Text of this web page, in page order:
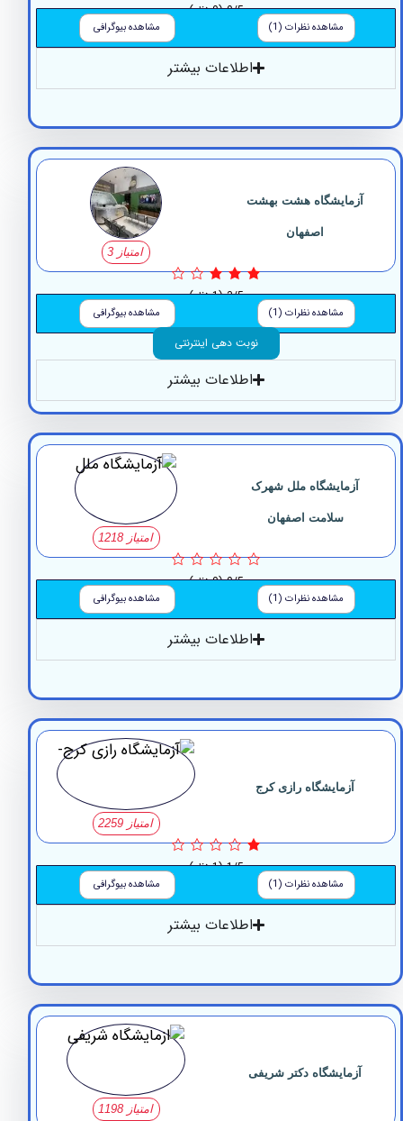
0/5 (0 نظر)
مشاهده نظرات (1) مشاهده بیوگرافی
اطلاعات بیشتر
‏هشت ‏بهشت
3/5 (1 نظر)
مشاهده نظرات (1) مشاهده بیوگرافی
نوبت دهی اینترنتی
اطلاعات بیشتر
ملل شهرک
سلامت اصفهان
0/5 (0 نظر)
مشاهده نظرات (1) مشاهده بیوگرافی
اطلاعات بیشتر
آزمایشگاه رازی کرج
1/5 (1 نظر)
مشاهده نظرات (1) مشاهده بیوگرافی
اطلاعات بیشتر
دکتر شریفی